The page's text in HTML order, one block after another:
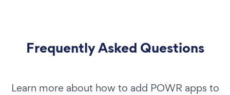
Frequently Asked Questions
Learn more about how to add POWR apps to